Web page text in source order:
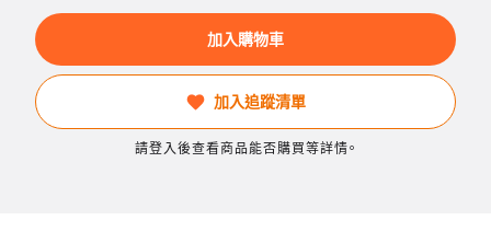
加入購物車
加入追蹤清單
請登入後查看商品能否購買等詳情。